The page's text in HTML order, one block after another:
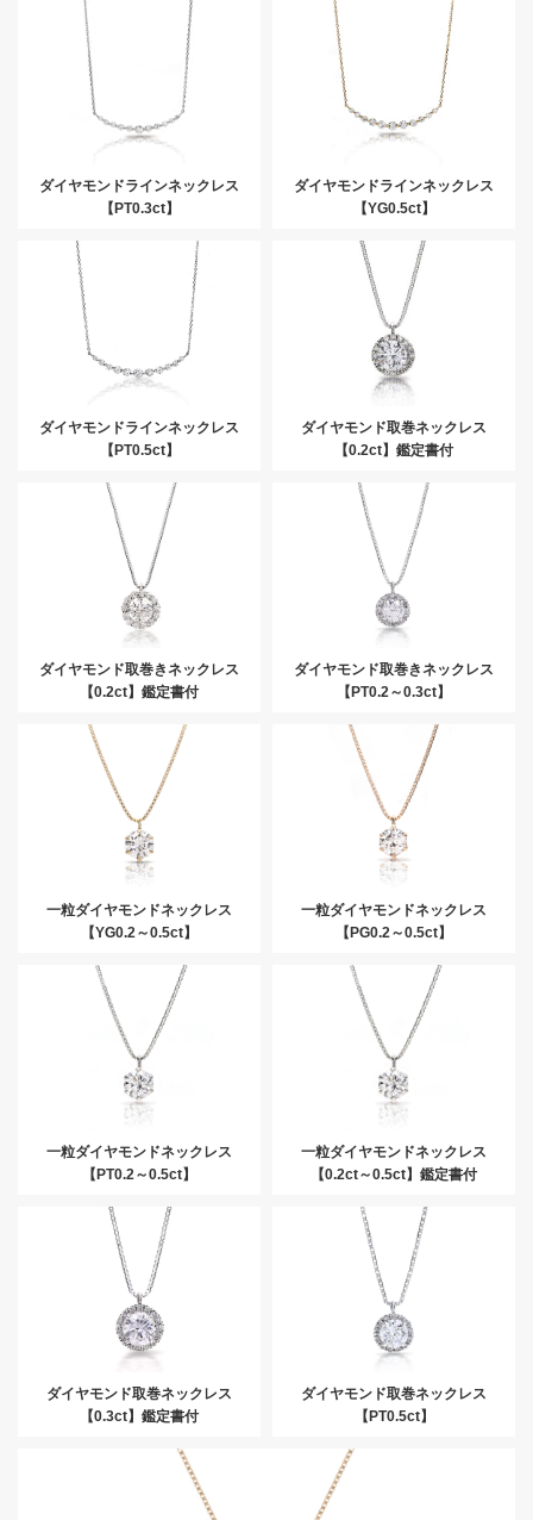
ダイヤモンドラインネックレス
【PT0.3ct】
ダイヤモンドラインネックレス
【YG0.5ct】
ダイヤモンドラインネックレス
【PT0.5ct】
ダイヤモンド取巻ネックレス
【0.2ct】鑑定書付
ダイヤモンド取巻きネックレス
【0.2ct】鑑定書付
ダイヤモンド取巻きネックレス
【PT0.2～0.3ct】
一粒ダイヤモンドネックレス
【YG0.2～0.5ct】
一粒ダイヤモンドネックレス
【PG0.2～0.5ct】
一粒ダイヤモンドネックレス
【PT0.2～0.5ct】
一粒ダイヤモンドネックレス
【0.2ct～0.5ct】鑑定書付
ダイヤモンド取巻ネックレス
【0.3ct】鑑定書付
ダイヤモンド取巻ネックレス
【PT0.5ct】